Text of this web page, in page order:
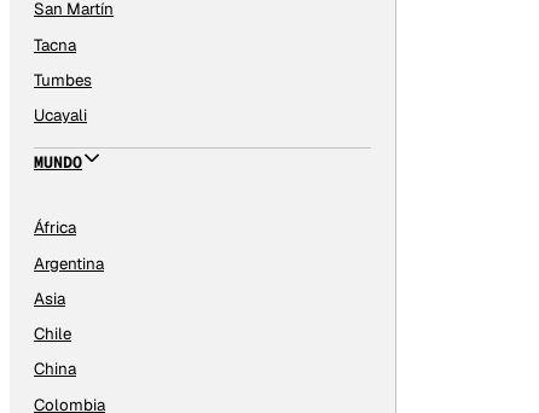
San Martín
Tacna
Tumbes
Ucayali
MUNDO
África
Argentina
Asia
Chile
China
Colombia